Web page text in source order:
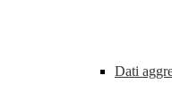
Dati